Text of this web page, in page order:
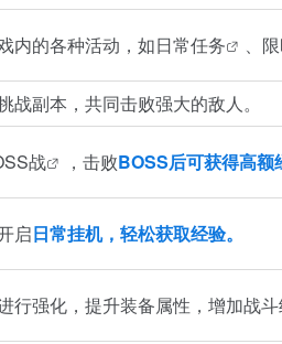
内的各种活动，如日常任务 、
战副本，共同击败强大的敌人。
战 ，击败BOSS后可获得高额
启日常挂机，轻松获取经验。
行强化，提升装备属性，增加战斗